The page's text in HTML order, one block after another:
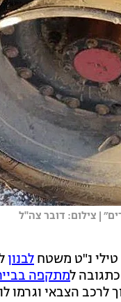
| צילום: דובר צה''ל
טילי נ"ט משטח לבנון
למתקפה
לרכב הצבאי וגרמו